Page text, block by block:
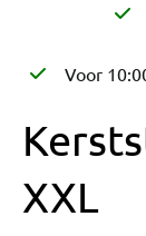
Voor
XXL